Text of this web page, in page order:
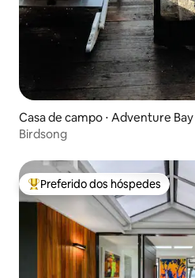
Casa de campo ⋅ Adventure Bay
Birdsong
Entre os melhores preferidos
Preferido dos hóspedes